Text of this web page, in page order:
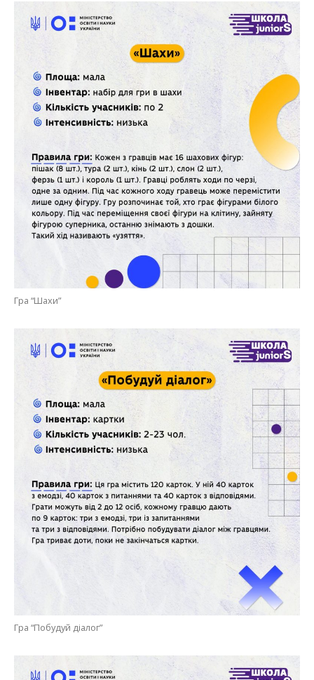
Гра “Шахи”
Гра “Побудуй діалог”